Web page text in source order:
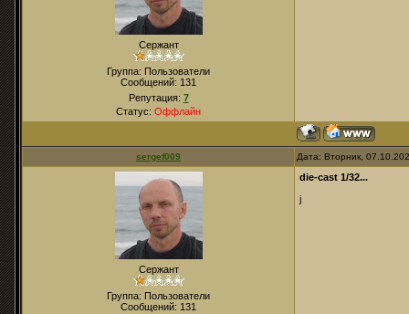
Сержант
Группа: Пользователи
Сообщений: 131
Репутация: 7
Статус: Оффлайн
sergef009 Дата: Вторник,
Сержант
Группа: Пользователи
Сообщений: 131
die-cast 1/32...
j